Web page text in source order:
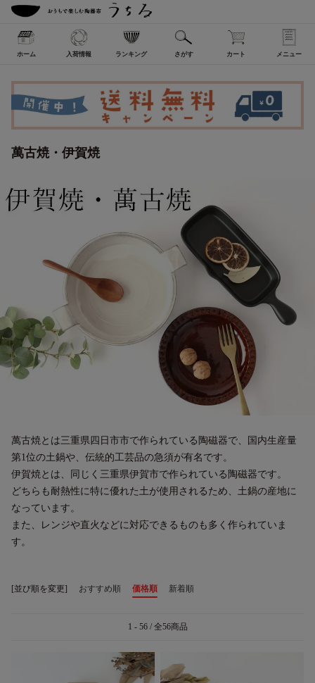
ホーム 入荷情報 ランキング さがす カート メニュー
萬古焼・伊賀焼
萬古焼とは三重県四日市市で作られている陶磁器で、国内生産量
第1位の土鍋や、伝統的工芸品の急須が有名です。
伊賀焼とは、同じく三重県伊賀市で作られている陶磁器です。
どちらも耐熱性に特に優れた土が使用されるため、土鍋の産地に
なっています。
また、レンジや直火などに対応できるものも多く作られていま
す。
[並び順を変更] おすすめ順 価格順 新着順
1 - 56 / 全56商品